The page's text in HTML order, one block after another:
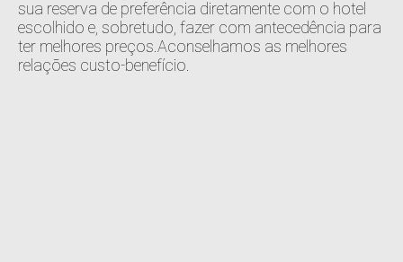
sua reserva de preferência diretamente com o hotel
escolhido e, sobretudo, fazer com antecedência para
ter melhores preços.Aconselhamos as melhores
relações custo-benefício.